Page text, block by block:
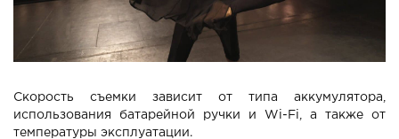
Скорость съемки зависит от типа аккумулятора,
использования батарейной ручки и Wi-Fi, а также от
температуры эксплуатации.